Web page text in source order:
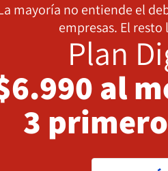
mayoría no entiende el
empresas. El resto
Plan
al
3